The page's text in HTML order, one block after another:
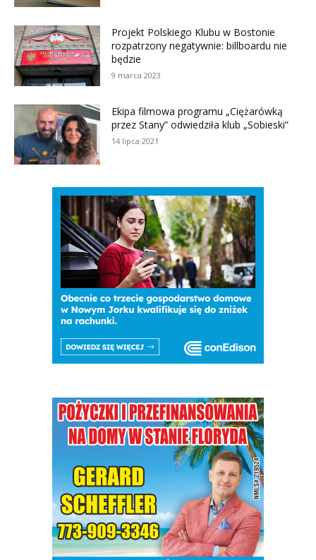
Projekt Polskiego Klubu w Bostonie
rozpatrzony negatywnie: billboardu nie
będzie
9 marca 2023
Ekipa filmowa programu „Ciężarówką
przez Stany” odwiedziła klub „Sobieski”
14 lipca 2021